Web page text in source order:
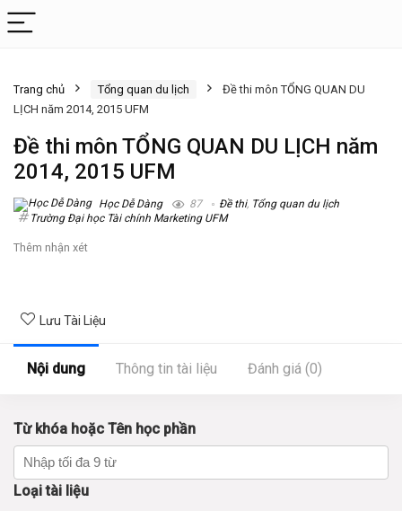
Trang chủ Tổng quan du lịch
Đề thi môn TỔNG QUAN DU
LỊCH năm 2014, 2015 UFM
Đề thi môn TỔNG QUAN DU LỊCH năm
2014, 2015 UFM
Học Dễ Dàng 87 Đề thi, Tổng quan du lịch
Trường Đại học Tài chính Marketing UFM
Thêm nhận xét
Lưu Tài Liệu
Nội dung Thông tin tài liệu Đánh giá (0)
Từ khóa hoặc Tên học phần
Loại tài liệu